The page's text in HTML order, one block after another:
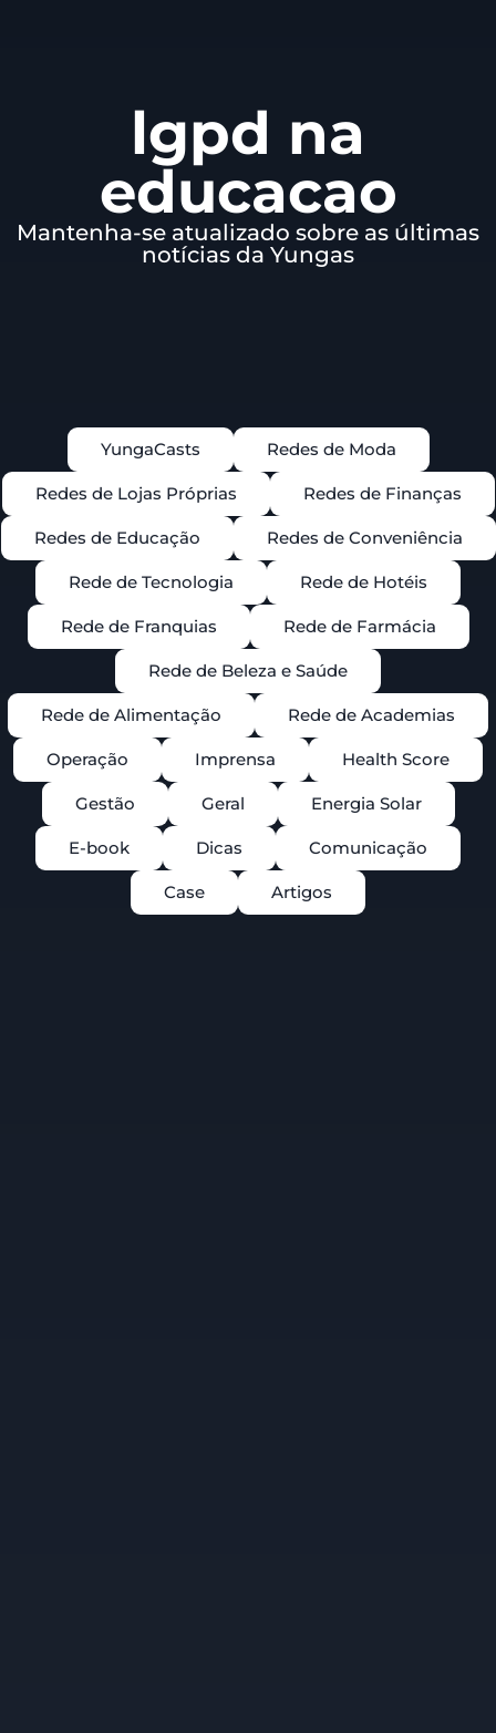
lgpd na
educacao
Mantenha-se atualizado sobre as últimas
notícias da Yungas
YungaCasts Redes de Moda
Redes de Lojas Próprias Redes de Finanças
Redes de Educação Redes de Conveniência
Rede de Tecnologia Rede de Hotéis
Rede de Franquias Rede de Farmácia
Rede de Beleza e Saúde
Rede de Alimentação Rede de Academias
Operação Imprensa Health Score
Gestão Geral Energia Solar
E-book Dicas Comunicação
Case Artigos